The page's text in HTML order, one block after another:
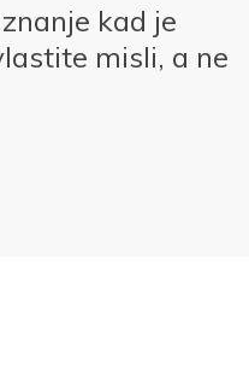
kad je
misli, a ne